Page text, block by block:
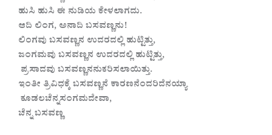
ಹುಸಿ ಹುಸಿ ಈ ನುಡಿಯ ಕೇಳಲಾಗದು.
ಆದಿ ಲಿಂಗ, ಅನಾದಿ ಬಸವಣ್ಣನು!
ಲಿಂಗವು ಬಸವಣ್ಣನ ಉದರದಲ್ಲಿ ಹುಟ್ಟಿತ್ತು,
ಜಂಗಮವು ಬಸವಣ್ಣನ ಉದರದಲ್ಲಿ ಹುಟ್ಟಿತ್ತು,
ಪ್ರಸಾದವು ಬಸವಣ್ಣನನುಕರಿಸಲಾಯಿತ್ತು.
ಇಂತೀ ತ್ರಿವಿಧಕ್ಕೆ ಬಸವಣ್ಣನೆ ಕಾರಣನೆಂದರಿದೆನಯ್ಯಾ
ಕೂಡಲಚೆನ್ನಸಂಗಮದೇವಾ,
ಚೆನ್ನ ಬಸವಣ್ಣ